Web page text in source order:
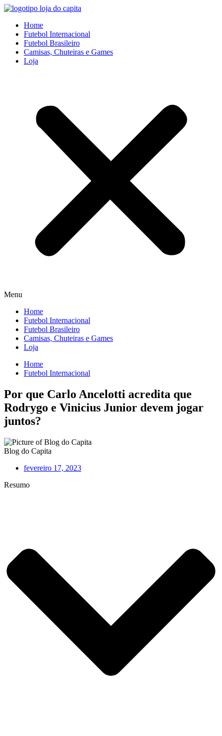
Ir
conteúdo
Home
Futebol Internacional
Futebol Brasileiro
Camisas, Chuteiras e Games
Loja
Menu
Home
Futebol Internacional
Futebol Brasileiro
Camisas, Chuteiras e Games
Loja
Home
Futebol Internacional
Por que Carlo Ancelotti acredita que
Rodrygo e Vinicius Junior devem jogar
juntos?
Blog do Capita
fevereiro 17, 2023
Resumo